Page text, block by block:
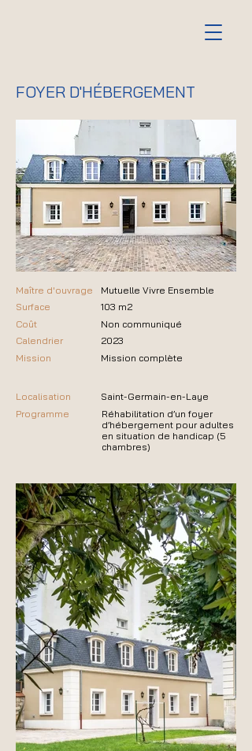
FOYER D'HÉBERGEMENT
Maître d'ouvrage
Surface
Coût
Calendrier
Mission
Mutuelle Vivre Ensemble
103 m2
Non communiqué
2023
Mission complète
Localisation
Saint-Germain-en-Laye
Programme
Réhabilitation d’un foyer
d’hébergement pour adultes
en situation de handicap (5
chambres)